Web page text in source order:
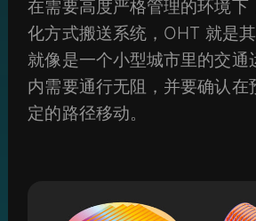
在需要高度严格管理的环境下
化方式搬送系统，OHT 就是
就像是一个小型城市里的交通
内需要通行无阻，并要确认在
定的路径移动。